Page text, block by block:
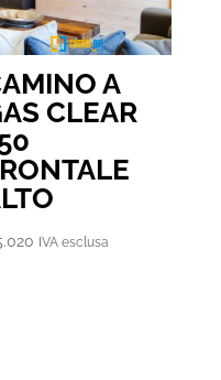
A
CLEAR
IVA esclusa